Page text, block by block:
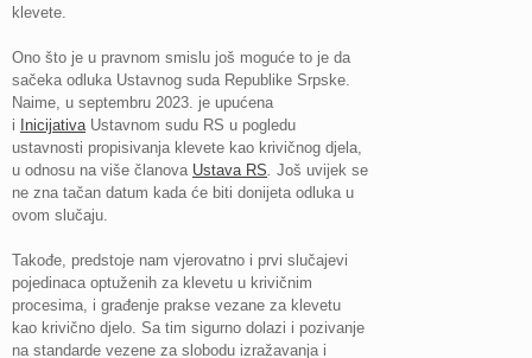
klevete.
Ono što je u pravnom smislu još moguće to je da
sačeka odluka Ustavnog suda Republike Srpske.
Naime, u septembru 2023. je upućena
i
Inicijativa Ustavnom sudu RS u pogledu
ustavnosti propisivanja klevete kao krivičnog djela,
u odnosu na više članova Ustava RS Još uvijek se
ne zna tačan datum kada će biti donijeta odluka u
ovom slučaju.
Takođe, predstoje nam vjerovatno i prvi slučajevi
pojedinaca optuženih za klevetu u krivičnim
procesima, i građenje prakse vezane za klevetu
kao krivično djelo. Sa tim sigurno dolazi i pozivanje
na standarde vezene za slobodu izražavanja i